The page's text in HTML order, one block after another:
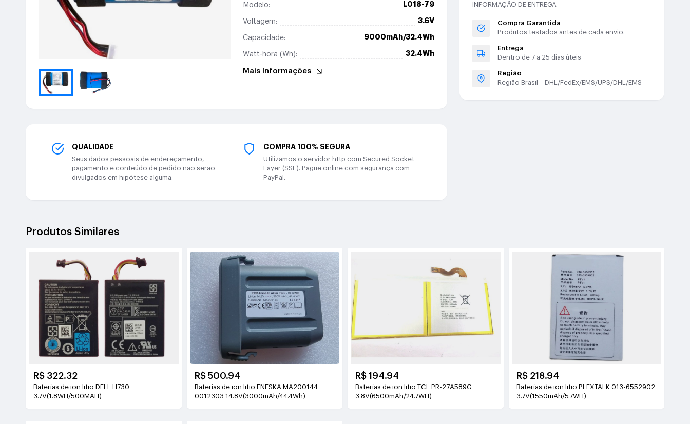
Modelo: L018-79
Voltagem: 3.6V
Capacidade: 9000mAh/32.4Wh
Watt-hora (Wh): 32.4Wh
Mais Informações
QUALIDADE
Seus dados pessoais de endereçamento,
pagamento e conteúdo de pedido não serão
divulgados em hipótese alguma.
COMPRA 100% SEGURA
Utilizamos o servidor http com Secured Socket
Layer (SSL). Pague online com segurança com
PayPal.
INFORMAÇÃO DE ENTREGA
Compra Garantida
Produtos testados antes de cada envio.
Entrega
Dentro de 7 a 25 dias úteis
Região
Região Brasil – DHL/FedEx/EMS/UPS/DHL/EMS
Produtos Similares
R$ 322.32
Baterías de ion litio DELL H730
3.7V(1.8WH/500MAH)
R$ 500.94
Baterías de ion litio ENESKA MA200144
0012303 14.8V(3000mAh/44.4Wh)
R$ 194.94
Baterías de ion litio TCL PR-27A589G
3.8V(6500mAh/24.7WH)
R$ 218.94
Baterías de ion litio PLEXTALK 013-6552902
3.7V(1550mAh/5.7WH)